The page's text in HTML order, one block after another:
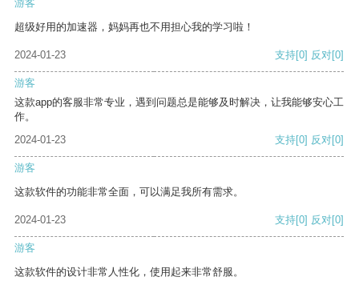
游客
超级好用的加速器，妈妈再也不用担心我的学习啦！
2024-01-23 支持[0] 反对[0]
游客
这款app的客服非常专业，遇到问题总是能够及时解决，让我能够安心工
作。
2024-01-23
支持[0] 反对[0]
游客
这款软件的功能非常全面，可以满足我所有需求。
2024-01-23 支持[0] 反对[0]
游客
这款软件的设计非常人性化，使用起来非常舒服。